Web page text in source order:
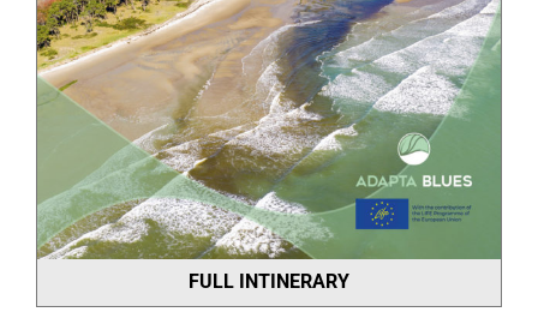
FULL INTINERARY